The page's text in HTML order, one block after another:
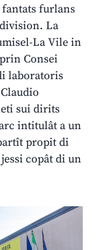
furlans
La
La Vile in
Consei
laboratoris
sui dirits
intitulât a un
propit di
copât di un